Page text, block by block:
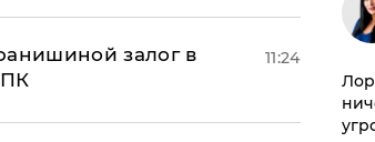
залог в
11:24